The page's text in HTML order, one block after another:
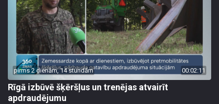
pirms 2 dienām, 14 stundām 00:02:11
Rīgā izbūvē šķēršļus un trenējas atvairīt
apdraudējumu